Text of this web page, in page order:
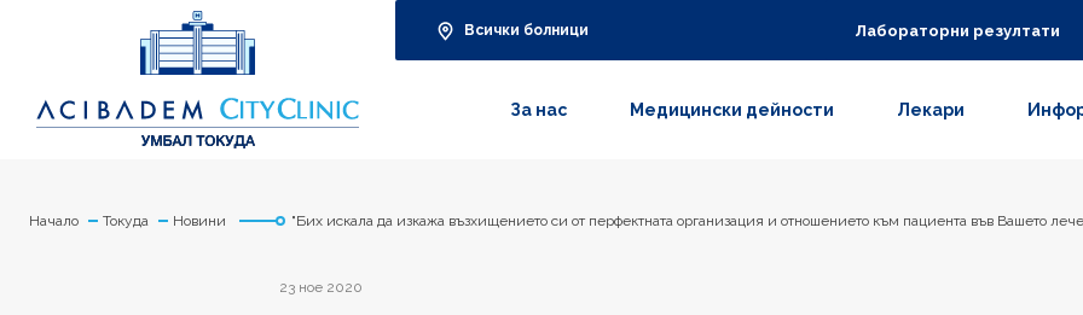
Всички болници Лабораторни резултати
За нас Медицински дейности Лекари
Начало Токуда Новини "Бих искала да изкажа възхищението си от перфектната организация и отношението към пациента във Вашето
23 ное 2020